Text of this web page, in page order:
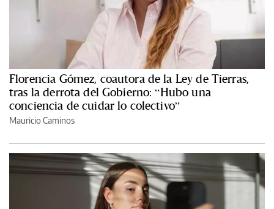
Florencia Gómez, coautora de la Ley de Tierras,
tras la derrota del Gobierno: “Hubo una
conciencia de cuidar lo colectivo”
Mauricio Caminos